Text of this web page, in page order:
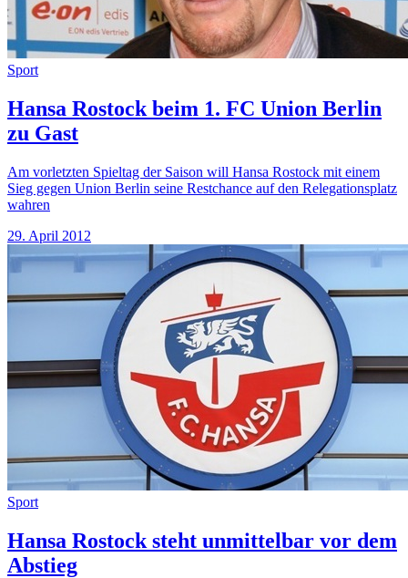
Sport
Hansa Rostock beim 1. FC Union Berlin
zu Gast
Am vorletzten Spieltag der Saison will Hansa Rostock mit einem
Sieg gegen Union Berlin seine Restchance auf den Relegationsplatz
wahren
29. April 2012
Sport
Hansa Rostock steht unmittelbar vor dem
Abstieg